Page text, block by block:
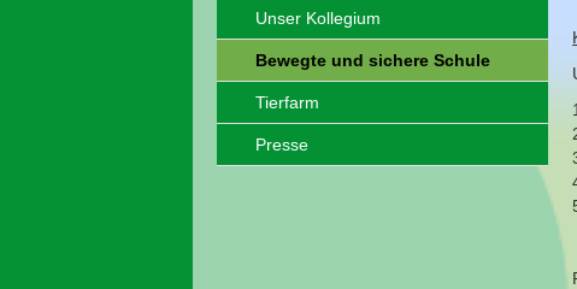
Unser Kollegium
Bewegte und sichere Schule
Tierfarm
Presse